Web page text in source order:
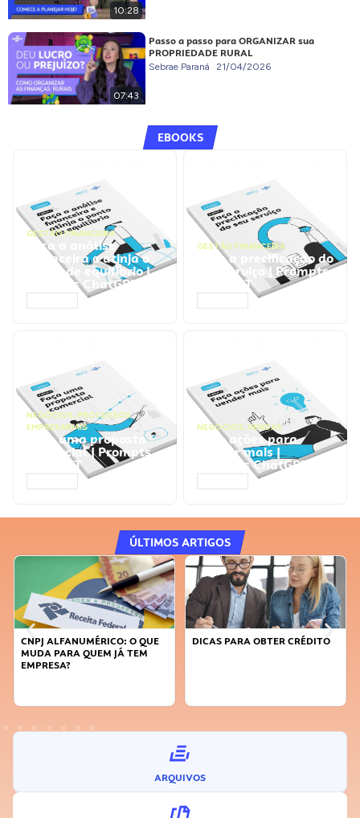
10:28
07:43
Passo a passo para ORGANIZAR sua
PROPRIEDADE RURAL
Sebrae Paraná 21/04/2026
EBOOKS
GESTÃO FINANCEIRA
Faça a análise
financeira e atinja o
ponto de equilíbrio |
Prompts ChatGPT
GESTÃO FINANCEIRA
Faça a precificação do
seu serviço | Prompts
ChatGPT
NEGÓCIOS, PROCESSOS
EMPRESARIAIS
Faça uma proposta
comercial | Prompts
ChatGPT
NEGÓCIOS, VENDAS
Faça ações para
vender mais |
Prompts ChatGPT
ÚLTIMOS ARTIGOS
DICAS PARA OBTER CRÉDITO
FAÇA A DIFERENÇA: SEJA
ARQUIVOS